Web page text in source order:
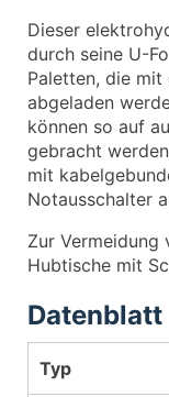
Dieser
durch seine U-
Paletten, die
abgeladen
können so auf
gebracht
mit
Notausschalter
Zur Vermeidung
Hubtische mit
Datenblatt
Typ